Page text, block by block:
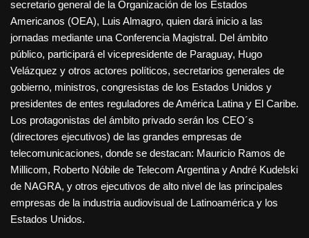
secretario general de la Organización de los Estados
Americanos (OEA), Luis Almagro, quien dará inicio a las
jornadas mediante una Conferencia Magistral. Del ámbito
público, participará el vicepresidente de Paraguay, Hugo
Velázquez y otros actores políticos, secretarios generales de
gobierno, ministros, congresistas de los Estados Unidos y
presidentes de entes reguladores de América Latina y El Caribe.
Los protagonistas del ámbito privado serán los CEO´s
(directores ejecutivos) de las grandes empresas de
telecomunicaciones, donde se destacan: Mauricio Ramos de
Millicom, Roberto Nóbile de Telecom Argentina y André Kudelski
de NAGRA, y otros ejecutivos de alto nivel de las principales
empresas de la industria audiovisual de Latinoamérica y los
Estados Unidos.